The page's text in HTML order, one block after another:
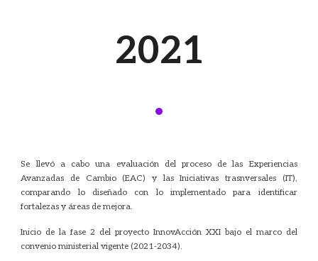
2021
·
Se llevó a cabo una evaluación del proceso de las Experiencias
Avanzadas de Cambio (EAC) y las Iniciativas trasnversales (IT),
comparando lo diseñado con lo implementado para identificar
fortalezas y áreas de mejora.
Inicio de la fase 2 del proyecto InnovAcción XXI bajo el marco del
convenio ministerial vigente (2021-2034).